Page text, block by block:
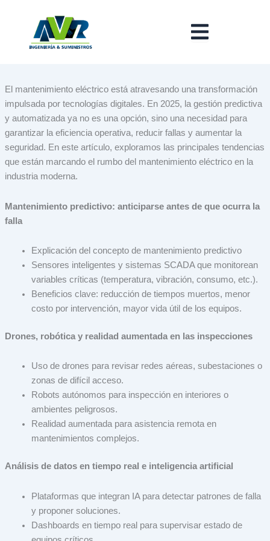
contenido
El mantenimiento eléctrico está atravesando una transformación
impulsada por tecnologías digitales. En 2025, la gestión predictiva
y automatizada ya no es una opción, sino una necesidad para
garantizar la eficiencia operativa, reducir fallas y aumentar la
seguridad. En este artículo, exploramos las principales tendencias
que están marcando el rumbo del mantenimiento eléctrico en la
industria moderna.
Mantenimiento predictivo: anticiparse antes de que ocurra la
falla
Explicación del concepto de mantenimiento predictivo
Sensores inteligentes y sistemas SCADA que monitorean
variables críticas (temperatura, vibración, consumo, etc.).
Beneficios clave: reducción de tiempos muertos, menor
costo por intervención, mayor vida útil de los equipos.
Drones, robótica y realidad aumentada en las inspecciones
Uso de drones para revisar redes aéreas, subestaciones o
zonas de difícil acceso.
Robots autónomos para inspección en interiores o
ambientes peligrosos.
Realidad aumentada para asistencia remota en
mantenimientos complejos.
Análisis de datos en tiempo real e inteligencia artificial
Plataformas que integran IA para detectar patrones de falla
y proponer soluciones.
Dashboards en tiempo real para supervisar estado de
Cart